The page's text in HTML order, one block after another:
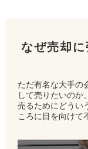
なぜ売却
ただ有名な大手の
して売りたいのか、
売るためにどうい
ころに目を向けて